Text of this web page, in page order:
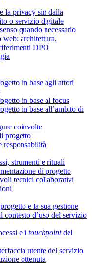
la privacy sin dalla
o servizio digitale
quando necessario
web: architettura,
DPO
in base agli attori
in base al focus
in base all’ambito di
coinvolte
progetto
strumenti e rituali
di progetto
tecnici collaborativi
e la sua gestione
contesto d’uso del servizio
e i touchpointdel
utente del servizio
ottenuta